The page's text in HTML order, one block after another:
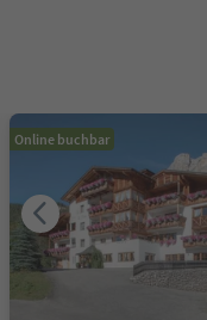
Online buchbar